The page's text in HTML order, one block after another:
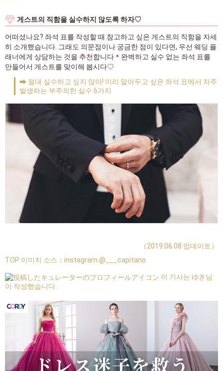
게스트의 직함을 실수하지 않도록 하자♡
어떠셨나요? 좌석 표를 작성할 때 참고하고 싶은 게스트의 직함을 자세
히 소개했습니다. 그래도 의문점이나 궁금한 점이 있다면, 우선 웨딩 플
래너에게 상담하는 것을 추천합니다＊완벽하고 실수 없는 좌석 표를
만들어서 게스트를 맞이해 봅시다♡
➡ 절대 실수하고 싶지 않아! 미리 알아두고 싶은 좌석 표에서 자주
발생하는 부주의한 실수 6가지
（2019.06.08 업데이트）
TOP 이미지 소스： instagram @___capitano
이 기사는 ゆき님
이 작성했습니다.